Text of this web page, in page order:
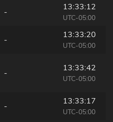
-
13:33:12
UTC-05:00
-
13:33:20
UTC-05:00
-
13:33:42
UTC-05:00
-
13:33:17
UTC-05:00